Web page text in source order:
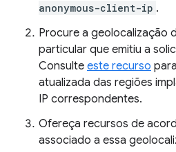
anonymous-client-ip .
Procure a geolocalização
particular que emitiu a
Consulte este recurso
atualizada das regiões
IP correspondentes.
Ofereça recursos de
associado a essa